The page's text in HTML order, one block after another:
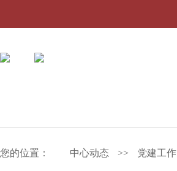
您的位置： 中心动态 >> 党建工作